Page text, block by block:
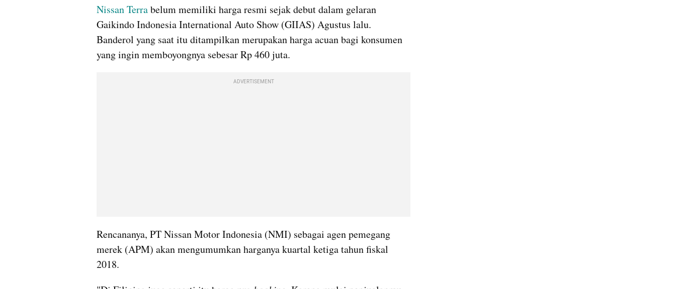
Nissan Terra belum memiliki harga resmi sejak debut dalam gelaran
Gaikindo Indonesia International Auto Show (GIIAS) Agustus lalu.
Banderol yang saat itu ditampilkan merupakan harga acuan bagi konsumen
yang ingin memboyongnya sebesar Rp 460 juta.
ADVERTISEMENT
Rencananya, PT Nissan Motor Indonesia (NMI) sebagai agen pemegang
merek (APM) akan mengumumkan harganya kuartal ketiga tahun fiskal
2018.